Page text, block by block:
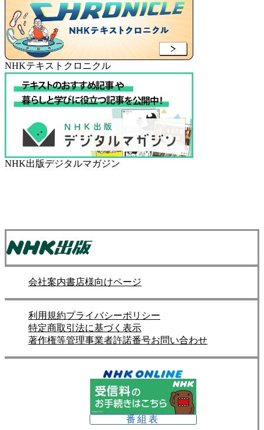
NHKテキストクロニクル
NHK出版デジタルマガジン
会社案内書店様向けページ
利用規約プライバシーポリシー
特定商取引法に基づく表示
著作権等管理事業者許諾番号お問い合わせ
番組表